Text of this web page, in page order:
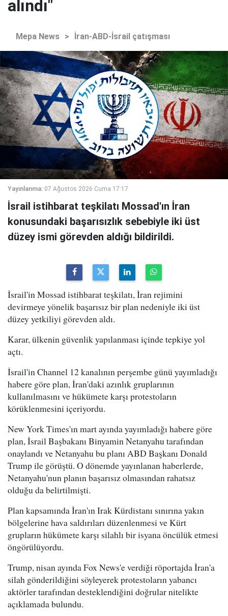
alındı"
Mepa News > İran-ABD-İsrail çatışması
Yayınlanma: 07 Ağustos 2026 Cuma 17:17
İsrail istihbarat teşkilatı Mossad'ın İran
konusundaki başarısızlık sebebiyle iki üst
düzey ismi görevden aldığı bildirildi.
İsrail'in Mossad istihbarat teşkilatı, İran rejimini
devirmeye yönelik başarısız bir plan nedeniyle iki üst
düzey yetkiliyi görevden aldı.
Karar, ülkenin güvenlik yapılanması içinde tepkiye yol
açtı.
İsrail'in Channel 12 kanalının perşembe günü yayımladığı
habere göre plan, İran'daki azınlık gruplarının
kullanılmasını ve hükümete karşı protestoların
körüklenmesini içeriyordu.
New York Times'ın mart ayında yayımladığı habere göre
plan, İsrail Başbakanı Binyamin Netanyahu tarafından
onaylandı ve Netanyahu bu planı ABD Başkanı Donald
Trump ile görüştü. O dönemde yayınlanan haberlerde,
Netanyahu'nun planın başarısız olmasından rahatsız
olduğu da belirtilmişti.
Plan kapsamında İran'ın Irak Kürdistanı sınırına yakın
bölgelerine hava saldırıları düzenlenmesi ve Kürt
grupların hükümete karşı silahlı bir isyana öncülük etmesi
öngörülüyordu.
Trump, nisan ayında Fox News'e verdiği röportajda İran'a
silah gönderildiğini söyleyerek protestoların yabancı
aktörler tarafından desteklendiğini doğrular nitelikte
açıklamada bulundu.